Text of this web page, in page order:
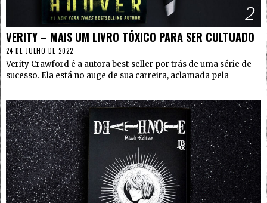
2
VERITY – MAIS UM LIVRO TÓXICO PARA SER CULTUADO
24 DE JULHO DE 2022
Verity Crawford é a autora best-seller por trás de uma série de
sucesso. Ela está no auge de sua carreira, aclamada pela